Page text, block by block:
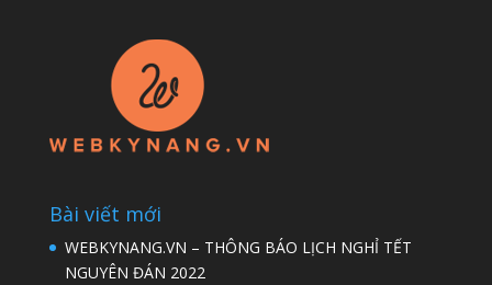
Bài viết mới
WEBKYNANG.VN – THÔNG BÁO LỊCH NGHỈ TẾT
NGUYÊN ĐÁN 2022